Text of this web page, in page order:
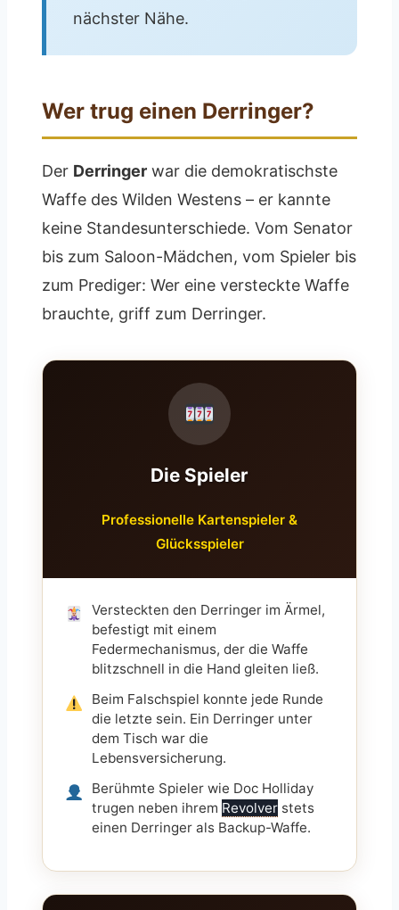
nächster Nähe.
Wer trug einen Derringer?
Der Derringer war die demokratischste
Waffe des Wilden Westens – er kannte
keine Standesunterschiede. Vom Senator
bis zum Saloon-Mädchen, vom Spieler bis
zum Prediger: Wer eine versteckte Waffe
brauchte, griff zum Derringer.
Die Spieler
Professionelle Kartenspieler &
Glücksspieler
Versteckten den Derringer im Ärmel,
befestigt mit einem
Federmechanismus, der die Waffe
blitzschnell in die Hand gleiten ließ.
Beim Falschspiel konnte jede Runde
die letzte sein. Ein Derringer unter
dem Tisch war die
Lebensversicherung.
Berühmte Spieler wie Doc Holliday
trugen neben ihrem Revolver stets
einen Derringer als Backup-Waffe.